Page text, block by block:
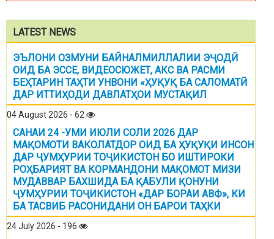
LATEST NEWS
ЭЪЛОНИ ОЗМУНИ БАЙНАЛМИЛЛАЛИИ ЭҶОДӢ
ОИД БА ЭССЕ, ВИДЕОСЮЖЕТ, АКС ВА РАСМИ
БЕҲТАРИН ТАҲТИ УНВОНИ «ҲУҚУҚ БА САЛОМАТӢ
ДАР ИТТИҲОДИ ДАВЛАТҲОИ МУСТАҚИЛ
04 August 2026 - 62
САНАИ 24 -УМИ ИЮЛИ СОЛИ 2026 ДАР
МАҚОМОТИ ВАКОЛАТДОР ОИД БА ҲУҚУҚИ ИНСОН
ДАР ҶУМҲУРИИ ТОҶИКИСТОН БО ИШТИРОКИ
РОҲБАРИЯТ ВА КОРМАНДОНИ МАҚОМОТ МИЗИ
МУДАВВАР БАХШИДА БА ҚАБУЛИ ҚОНУНИ
ҶУМҲУРИИ ТОҶИКИСТОН «ДАР БОРАИ АВФ», КИ
БА ТАСВИБ РАСОНИДАНИ ОН БАРОИ ТАҲКИ
24 July 2026 - 196